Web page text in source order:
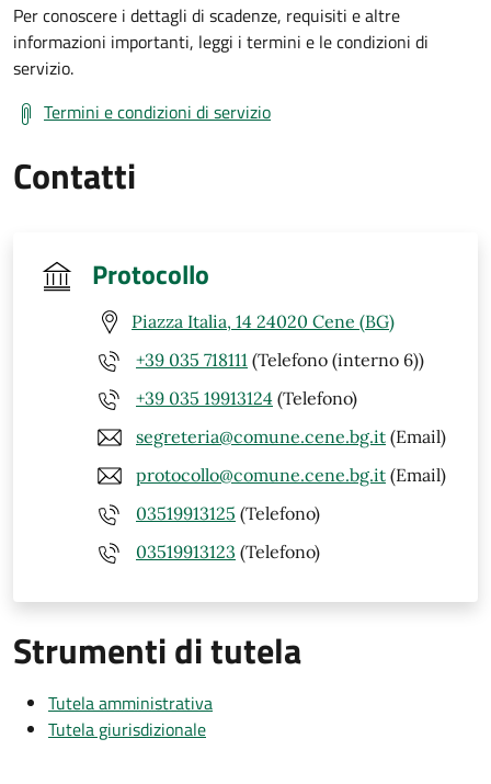
Per conoscere i dettagli di scadenze, requisiti e altre
informazioni importanti, leggi i termini e le condizioni di
servizio.
Termini e condizioni di servizio
Contatti
Protocollo
Piazza Italia, 14 24020 Cene (BG)
+39 035 718111 (Telefono (interno 6))
+39 035 19913124 (Telefono)
segreteria@comune.cene.bg.it (Email)
protocollo@comune.cene.bg.it (Email)
03519913125 (Telefono)
03519913123 (Telefono)
Strumenti di tutela
Tutela amministrativa
Tutela giurisdizionale